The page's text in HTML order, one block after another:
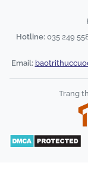
Hotline: 035 249
Email:
Trang